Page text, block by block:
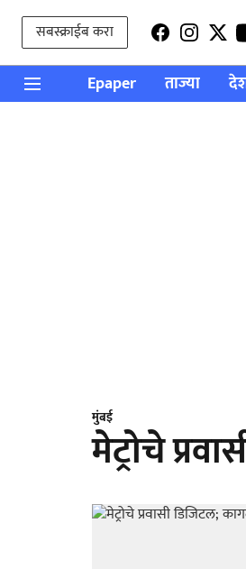
सबस्क्राईब करा
Epaper ताज्या
मुंबई
मेट्रोचे